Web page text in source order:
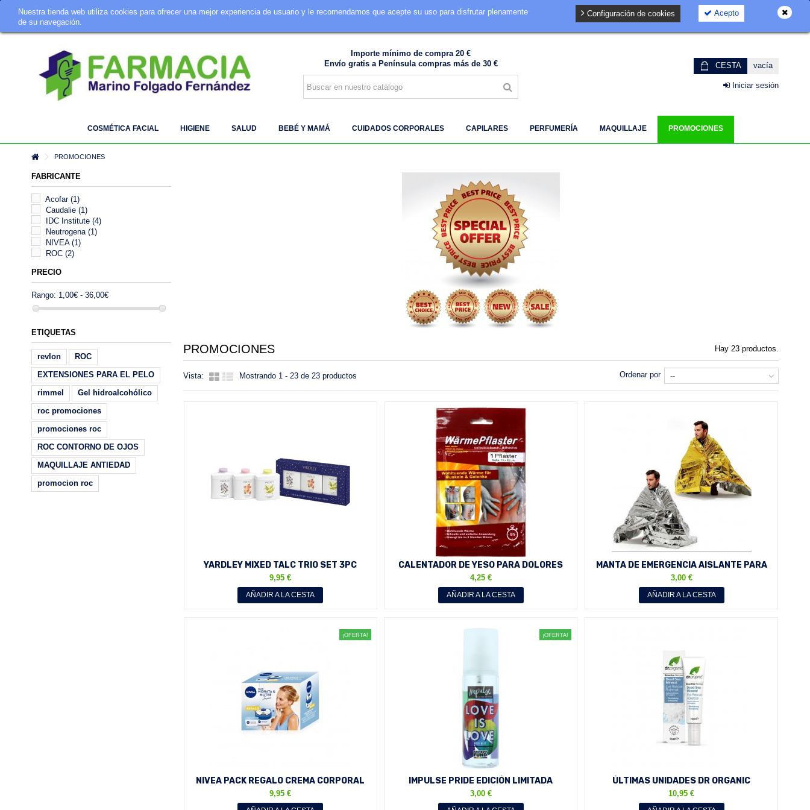
Nuestra tienda web utiliza cookies para ofrecer una mejor experiencia de usuario y le recomendamos que acepte su uso para disfrutar plenamente
de su navegación.
Acepto
Configuración de cookies
Tu Farmacia Online · Telf. 924 342 642 · info@farmaciamarino.es 605 849 828 GDPR
Importe mínimo de compra 20 €
Envío gratis a Península compras más de 30 €
CESTA vacía
Iniciar sesión
COSMÉTICA FACIAL HIGIENE SALUD BEBÉ Y MAMÁ CUIDADOS CORPORALES CAPILARES PERFUMERÍA MAQUILLAJE PROMOCIONES
PROMOCIONES
PROMOCIONES Hay 23 productos.
Vista: Mostrando 1 - 23 de 23 productos Ordenar por --
YARDLEY MIXED TALC TRIO SET 3PC
(3X50G TALCS)
9,95 €
AÑADIR A LA CESTA
CALENTADOR DE YESO PARA DOLORES
MUSCULARES 8 HORAS DE ALIVIO
4,25 €
AÑADIR A LA CESTA
MANTA DE EMERGENCIA AISLANTE PARA
LLEVAR EN EL COCHE O A...
3,00 €
AÑADIR A LA CESTA
¡OFERTA!
NIVEA PACK REGALO CREMA CORPORAL
OLIVA 200 ML + CREMA DÍA...
9,95 €
¡OFERTA!
IMPULSE PRIDE EDICIÓN LIMITADA
BENÉFICA RAINBOW FUND 150 ML
3,00 €
ÚLTIMAS UNIDADES DR ORGANIC
CONTORNO DE OJOS ANTIESTRES...
10,95 €
FABRICANTE
Acofar(1)
Caudalie (1)
IDC Institute (4)
Neutrogena(1)
NIVEA(1)
ROC (2)
PRECIO
Rango: 1,00€ - 36,00€
ETIQUETAS
revlon
ROC
EXTENSIONES PARA EL PELO
rimmel
Gel hidroalcohólico
roc promociones
promociones roc
ROC CONTORNO DE OJOS
MAQUILLAJE ANTIEDAD
promocion roc